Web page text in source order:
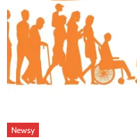
Newsy